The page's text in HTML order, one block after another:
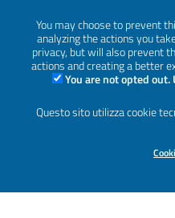
You may choose to prevent
analyzing the actions you
privacy, but will also prevent
actions and creating a better
You are not opted
Questo sito utilizza cookie
FOLLOW US ON
Sezione Link |